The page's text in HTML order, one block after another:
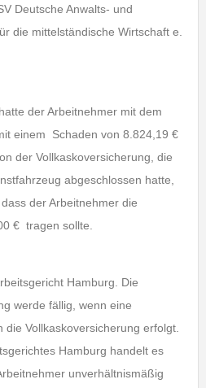
Deutsche Anwalts- und
die mittelständische Wirtschaft e.
der Arbeitnehmer mit dem
einem Schaden von 8.824,19 €
der Vollkaskoversicherung, die
abgeschlossen hatte,
der Arbeitnehmer die
€ tragen sollte.
Hamburg. Die
werde fällig, wenn eine
Vollkaskoversicherung erfolgt.
Hamburg handelt es
unverhältnismäßig